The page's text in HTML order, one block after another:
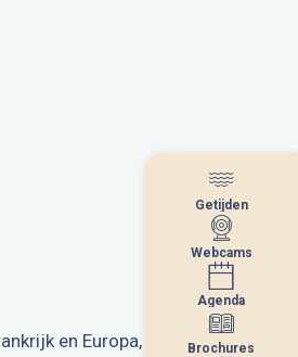
Getijden
Webcams
Agenda
Brochures
Brochures
en Europa,